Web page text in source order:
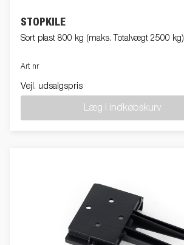
STOPKILE
Sort plast 800 kg (maks. Totalvægt 2500 kg)
Art nr
Vejl. udsalgspris
Læg i indkøbskurv